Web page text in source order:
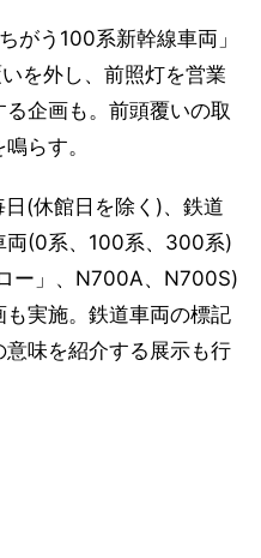
がう100系新幹線車両」
を外し、前照灯を営業
企画も。前頭覆いの取
らす。
(休館日を除く)、鉄道
両(0系、100系、300系)
ー」、N700A、N700S)
実施。鉄道車両の標記
味を紹介する展示も行